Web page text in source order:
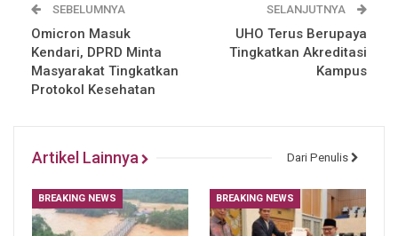
SEBELUMNYA
Omicron Masuk
Kendari, DPRD Minta
Masyarakat Tingkatkan
Protokol Kesehatan
SELANJUTNYA
UHO Terus Berupaya
Tingkatkan Akreditasi
Kampus
Artikel Lainnya Dari Penulis
BREAKING NEWS BREAKING NEWS